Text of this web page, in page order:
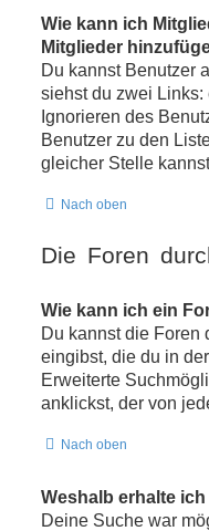
Wie kann ich
Mitglieder
Du kannst Benutzer
siehst du zwei
Ignorieren des
Benutzer zu den
gleicher Stelle
Nach oben
Die Foren
Wie kann ich ein
Du kannst die Foren
eingibst, die du in
Erweiterte
anklickst, der von
Nach oben
Weshalb erhalte
Deine Suche war